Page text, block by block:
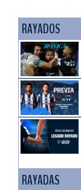
RAYADOS
RAYADAS